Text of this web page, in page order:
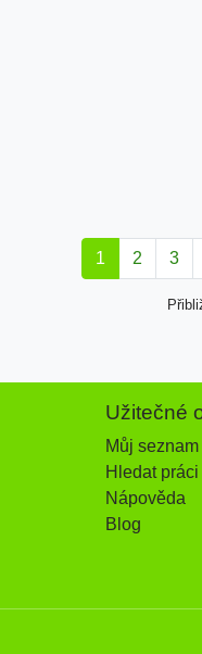
1 2 3
Užitečné
Můj seznam
Hledat práci
Nápověda
Blog